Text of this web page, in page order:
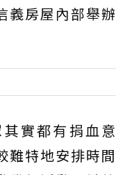
義房屋內部舉辦
實都有捐血意
難特地安排時間